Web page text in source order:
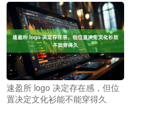
速盈所 logo 决定存在感，但位
置决定文化衫能不能穿得久